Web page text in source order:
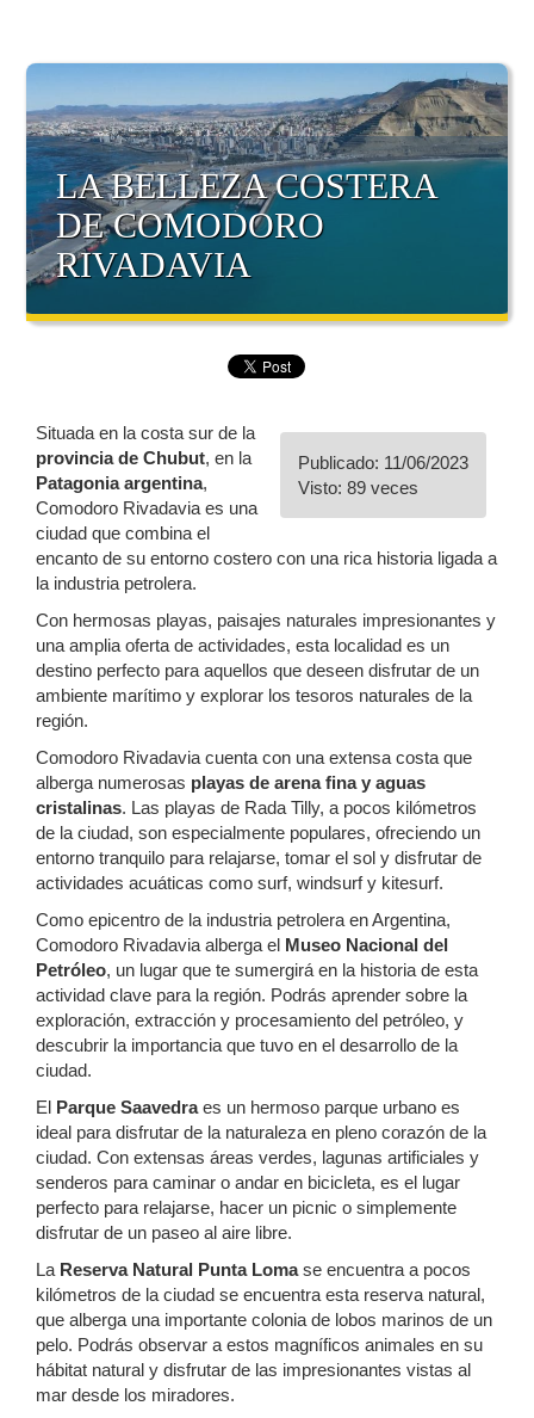
LA BELLEZA COSTERA
DE COMODORO
RIVADAVIA
Publicado: 11/06/2023
Visto: 89 veces
Situada en la costa sur de la
provincia de Chubut, en la
Patagonia argentina,
Comodoro Rivadavia es una
ciudad que combina el
encanto de su entorno costero con una rica historia ligada a
la industria petrolera.
Con hermosas playas, paisajes naturales impresionantes y
una amplia oferta de actividades, esta localidad es un
destino perfecto para aquellos que deseen disfrutar de un
ambiente marítimo y explorar los tesoros naturales de la
región.
Comodoro Rivadavia cuenta con una extensa costa que
alberga numerosas playas de arena fina y aguas
cristalinas. Las playas de Rada Tilly, a pocos kilómetros
de la ciudad, son especialmente populares, ofreciendo un
entorno tranquilo para relajarse, tomar el sol y disfrutar de
actividades acuáticas como surf, windsurf y kitesurf.
Como epicentro de la industria petrolera en Argentina,
Comodoro Rivadavia alberga el Museo Nacional del
Petróleo, un lugar que te sumergirá en la historia de esta
actividad clave para la región. Podrás aprender sobre la
exploración, extracción y procesamiento del petróleo, y
descubrir la importancia que tuvo en el desarrollo de la
ciudad.
El Parque Saavedraes un hermoso parque urbano es
ideal para disfrutar de la naturaleza en pleno corazón de la
ciudad. Con extensas áreas verdes, lagunas artificiales y
senderos para caminar o andar en bicicleta, es el lugar
perfecto para relajarse, hacer un picnic o simplemente
disfrutar de un paseo al aire libre.
La Reserva Natural Punta Lomase encuentra a pocos
kilómetros de la ciudad se encuentra esta reserva natural,
que alberga una importante colonia de lobos marinos de un
pelo. Podrás observar a estos magníficos animales en su
hábitat natural y disfrutar de las impresionantes vistas al
mar desde los miradores.